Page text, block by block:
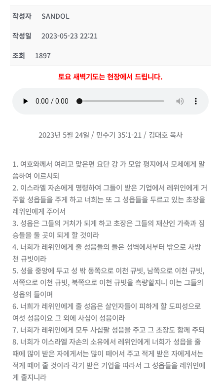
작성자
SANDOL
작성일
2023-05-23 22:21
조회
1897
토요 새벽기도는 현장에서 드립니다.
2023년 5월 24일 / 민수기 35:1-21 / 김대호 목사
1. 여호와께서 여리고 맞은편 요단 강 가 모압 평지에서 모세에게 말
씀하여 이르시되
2. 이스라엘 자손에게 명령하여 그들이 받은 기업에서 레위인에게 거
주할 성읍들을 주게 하고 너희는 또 그 성읍들을 두르고 있는 초장을
레위인에게 주어서
3. 성읍은 그들의 거처가 되게 하고 초장은 그들의 재산인 가축과 짐
승들을 둘 곳이 되게 할 것이라
4. 너희가 레위인에게 줄 성읍들의 들은 성벽에서부터 밖으로 사방
천 규빗이라
5. 성을 중앙에 두고 성 밖 동쪽으로 이천 규빗, 남쪽으로 이천 규빗,
서쪽으로 이천 규빗, 북쪽으로 이천 규빗을 측량할지니 이는 그들의
성읍의 들이며
6. 너희가 레위인에게 줄 성읍은 살인자들이 피하게 할 도피성으로
여섯 성읍이요 그 외에 사십이 성읍이라
7. 너희가 레위인에게 모두 사십팔 성읍을 주고 그 초장도 함께 주되
8. 너희가 이스라엘 자손의 소유에서 레위인에게 너희가 성읍을 줄
때에 많이 받은 자에게서는 많이 떼어서 주고 적게 받은 자에게서는
적게 떼어 줄 것이라 각기 받은 기업을 따라서 그 성읍들을 레위인에
게 줄지니라